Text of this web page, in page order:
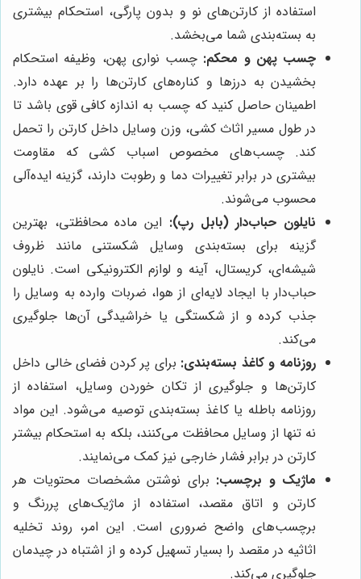
استفاده از کارتن‌های نو و بدون پارگی، استحکام بیشتری
به بسته‌بندی شما می‌بخشد.
چسب پهن و محکم: چسب نواری پهن، وظیفه استحکام
بخشیدن به درزها و کناره‌های کارتن‌ها را بر عهده دارد.
اطمینان حاصل کنید که چسب به اندازه کافی قوی باشد تا
در طول مسیر اثاث کشی، وزن وسایل داخل کارتن را تحمل
کند. چسب‌های مخصوص اسباب کشی که مقاومت
بیشتری در برابر تغییرات دما و رطوبت دارند، گزینه ایده‌آلی
محسوب می‌شوند.
نایلون حباب‌دار (بابل رپ): این ماده محافظتی، بهترین
گزینه برای بسته‌بندی وسایل شکستنی مانند ظروف
شیشه‌ای، کریستال، آینه و لوازم الکترونیکی است. نایلون
حباب‌دار با ایجاد لایه‌ای از هوا، ضربات وارده به وسایل را
جذب کرده و از شکستگی یا خراشیدگی آن‌ها جلوگیری
می‌کند.
روزنامه و کاغذ بسته‌بندی: برای پر کردن فضای خالی داخل
کارتن‌ها و جلوگیری از تکان خوردن وسایل، استفاده از
روزنامه باطله یا کاغذ بسته‌بندی توصیه می‌شود. این مواد
نه تنها از وسایل محافظت می‌کنند، بلکه به استحکام بیشتر
کارتن در برابر فشار خارجی نیز کمک می‌نمایند.
ماژیک و برچسب: برای نوشتن مشخصات محتویات هر
کارتن و اتاق مقصد، استفاده از ماژیک‌های پررنگ و
برچسب‌های واضح ضروری است. این امر، روند تخلیه
اثاثیه در مقصد را بسیار تسهیل کرده و از اشتباه در چیدمان
جلوگیری می‌کند.